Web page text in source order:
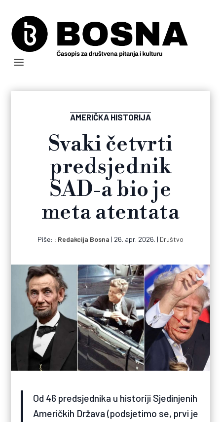
AMERIČKA HISTORIJA
Svaki četvrti
predsjednik
SAD-a bio je
meta atentata
Piše: Redakcija Bosna | 26. apr. 2026. | Društvo
Od 46 predsjednika u historiji Sjedinjenih
Američkih Država (podsjetimo se, prvi je